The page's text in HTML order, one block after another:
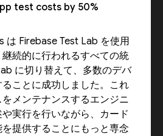
test costs by 50%
は Firebase Test Lab を使用
続的に行われるすべての統
に切り替えて、多数のデバ
ことに成功しました。これ
メンテナンスするエンジニ
実行を行いながら、カード
提供することにもっと専念